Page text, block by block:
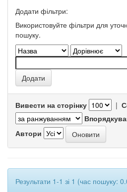
Додати фільтри:
Використовуйте фільтри для
пошуку.
Вивести на сторінку |
Автори
Результати 1-1 зі 1 (час пошуку: